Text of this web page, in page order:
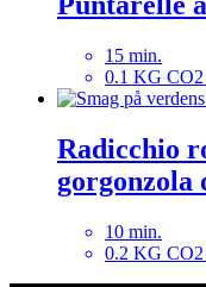
15 min.
0.1 KG CO2
Radicchio
gorgonzola
10 min.
0.2 KG CO2